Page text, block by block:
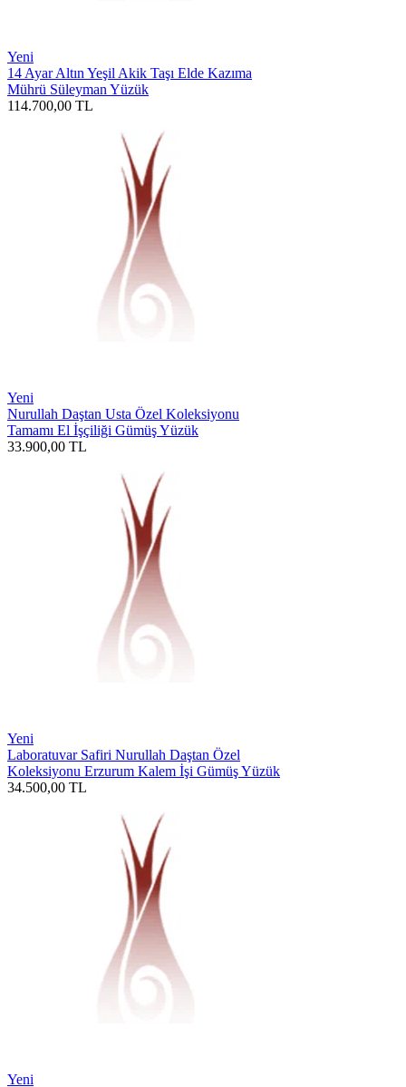
Yeni
14 Ayar Altın Yeşil Akik Taşı Elde Kazıma
Mührü Süleyman Yüzük
114.700,00 TL
Yeni
Nurullah Daştan Usta Özel Koleksiyonu
Tamamı El İşçiliği Gümüş Yüzük
33.900,00 TL
Yeni
Laboratuvar Safiri Nurullah Daştan Özel
Koleksiyonu Erzurum Kalem İşi Gümüş Yüzük
34.500,00 TL
Yeni